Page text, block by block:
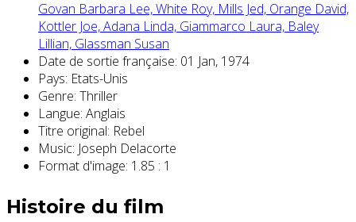
Govan Barbara Lee,White Roy, Mills Jed, Orange David,
Kottler Joe,Adana Linda, Giammarco Laura, Baley
Lillian, Glassman Susan
Date de sortie française: 01 Jan, 1974
Pays: Etats-Unis
Genre: Thriller
Langue: Anglais
Titre original: Rebel
Music: Joseph Delacorte
Format d'image: 1.85 : 1
Histoire du film